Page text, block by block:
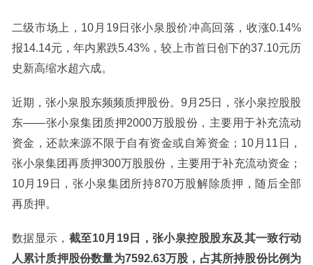
二级市场上，10月19日张小泉股价冲高回落，收涨0.14%
报14.14元，年内累跌5.43%，较上市首日创下的37.10元历
史新高缩水超六成。
近期，张小泉股东频频质押股份。9月25日，张小泉控股股
东——张小泉集团质押2000万股股份，主要用于补充流动
资金，还款来源不限于自有资金或自筹资金；10月11日，
张小泉集团再质押300万股股份，主要用于补充流动资金；
10月19日，张小泉集团所持870万股解除质押，随后全部
再质押。
数据显示， 截至10月19日，张小泉控股股东及其一致行动
人累计质押股份数量为7592.63万股，占其所持股份比例为